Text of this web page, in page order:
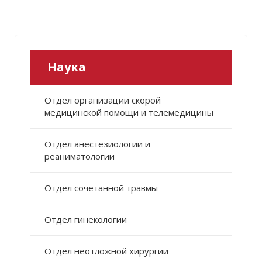
Наука
Отдел организации скорой
медицинской помощи и телемедицины
Отдел анестезиологии и
реаниматологии
Отдел сочетанной травмы
Отдел гинекологии
Отдел неотложной хирургии